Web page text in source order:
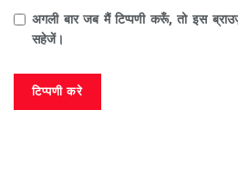
अगली बार जब मैं टिप्पणी करूँ, तो इस
सहेजें।